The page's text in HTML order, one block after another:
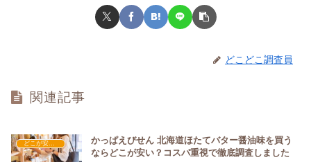
どこどこ調査員
関連記事
どこが安い？-お菓子・スイーツ・アイス
かっぱえびせん 北海道ほたてバター醤油味を買う
ならどこが安い？コスパ重視で徹底調査しました